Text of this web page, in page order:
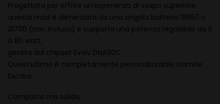
Progettata per offrire un’esperienza di svapo superiore,
questa mod è alimentata da una singola batteria 18650 o
21700 (non inclusa) e supporta una potenza regolabile da 5
a 80 watt,
gestita dal chipset Evolv DNA80C.
Quest’ultimo è completamente personalizzabile tramite
Escribe.
Compatta ma solida,